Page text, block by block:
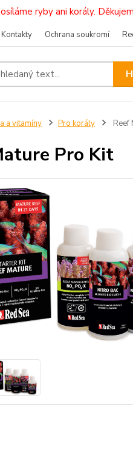
ryby ani korály.
Kontakty Ochrana soukromí
a vitamíny Pro korály Reef
Pro Kit